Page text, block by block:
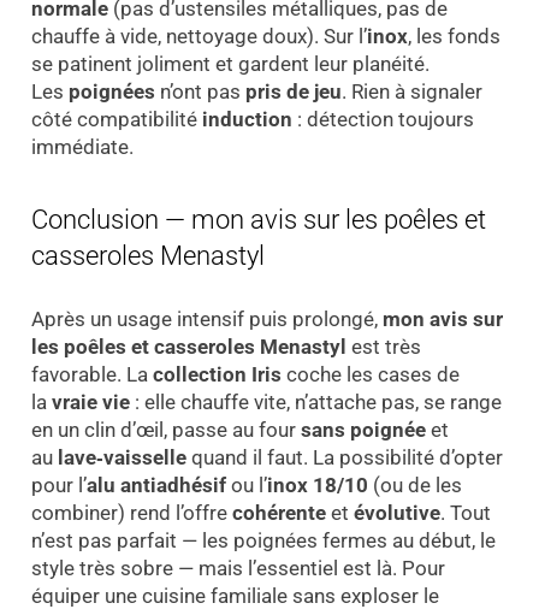
normale(pas d’ustensiles métalliques, pas de
chauffe à vide, nettoyage doux). Sur l’inox, les fonds
se patinent joliment et gardent leur planéité.
Les poignées n’ont pas pris de jeu. Rien à signaler
côté compatibilité induction : détection toujours
immédiate.
Conclusion — mon avis sur les poêles et
casseroles Menastyl
Après un usage intensif puis prolongé, mon avis sur
les poêles et casseroles Menastyl est très
favorable. La collection Iris coche les cases de
la vraie vie: elle chauffe vite, n’attache pas, se range
en un clin d’œil, passe au four sans poignéeet
au lave‑vaissellequand il faut. La possibilité d’opter
pour l’alu antiadhésifou l’inox 18/10 (ou de les
combiner) rend l’offre cohérenteet évolutive. Tout
n’est pas parfait — les poignées fermes au début, le
style très sobre — mais l’essentiel est là. Pour
équiper une cuisine familiale sans exploser le